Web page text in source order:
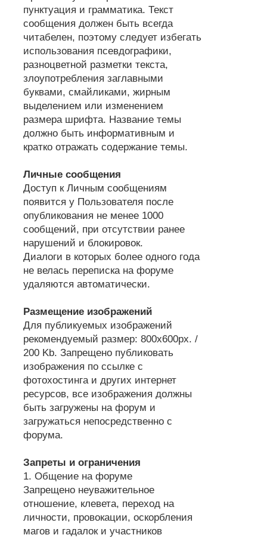
пунктуация и грамматика. Текст
сообщения должен быть всегда
читабелен, поэтому следует избегать
использования псевдографики,
разноцветной разметки текста,
злоупотребления заглавными
буквами, смайликами, жирным
выделением или изменением
размера шрифта. Название темы
должно быть информативным и
кратко отражать содержание темы.
Личные сообщения
Доступ к Личным сообщениям
появится у Пользователя после
опубликования не менее 1000
сообщений, при отсутствии ранее
нарушений и блокировок.
Диалоги в которых более одного года
не велась переписка на форуме
удаляются автоматически.
Размещение изображений
Для публикуемых изображений
рекомендуемый размер: 800х600px. /
200 Kb. Запрещено публиковать
изображения по ссылке с
фотохостинга и других интернет
ресурсов, все изображения должны
быть загружены на форум и
загружаться непосредственно с
форума.
Запреты и ограничения
1. Общение на форуме
Запрещено неуважительное
отношение, клевета, переход на
личности, провокации, оскорбления
магов и гадалок и участников